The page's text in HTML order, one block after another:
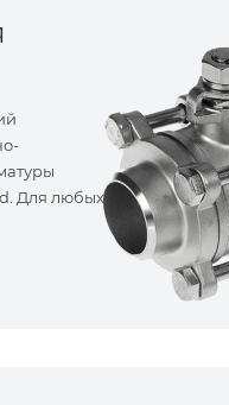
Для любых